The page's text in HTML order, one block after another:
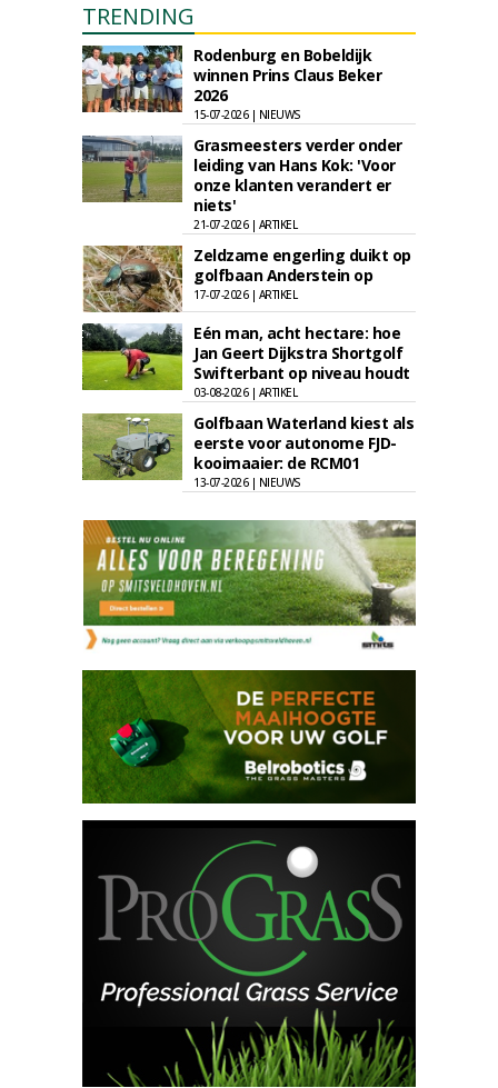
TRENDING
Rodenburg en Bobeldijk
winnen Prins Claus Beker
2026
15-07-2026 | NIEUWS
Grasmeesters verder onder
leiding van Hans Kok: 'Voor
onze klanten verandert er
niets'
21-07-2026 | ARTIKEL
Zeldzame engerling duikt op
golfbaan Anderstein op
17-07-2026 | ARTIKEL
Eén man, acht hectare: hoe
Jan Geert Dijkstra Shortgolf
Swifterbant op niveau houdt
03-08-2026 | ARTIKEL
Golfbaan Waterland kiest als
eerste voor autonome FJD-
kooimaaier: de RCM01
13-07-2026 | NIEUWS